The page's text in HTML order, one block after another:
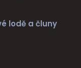
lodě a čluny